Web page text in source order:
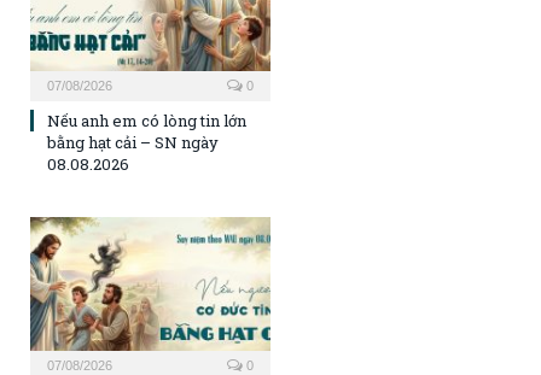
07/08/2026 0
Nếu anh em có lòng tin lớn
bằng hạt cải – SN ngày
08.08.2026
07/08/2026 0